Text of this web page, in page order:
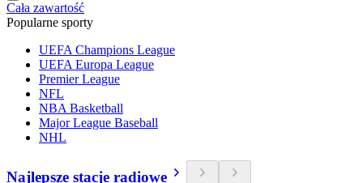
Cała zawartość
Popularne sporty
UEFA Champions League
UEFA Europa League
Premier League
NFL
NBA Basketball
Major League Baseball
NHL
Najlepsze stacje radiowe